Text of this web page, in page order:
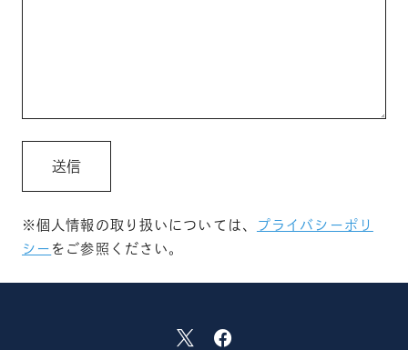
※個人情報の取り扱いについては、
プライバシーポリ
シー をご参照ください。